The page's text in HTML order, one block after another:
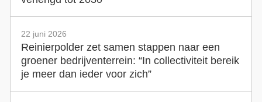
22 juni 2026
Reinierpolder zet samen stappen naar een
groener bedrijventerrein: “In collectiviteit bereik
je meer dan ieder voor zich”